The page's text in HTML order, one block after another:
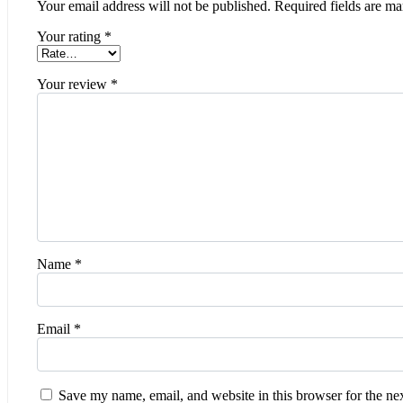
Your email address will not be published. Required fields are
Your rating *
Your review *
Name *
Email *
Save my name, email, and website in this browser for the